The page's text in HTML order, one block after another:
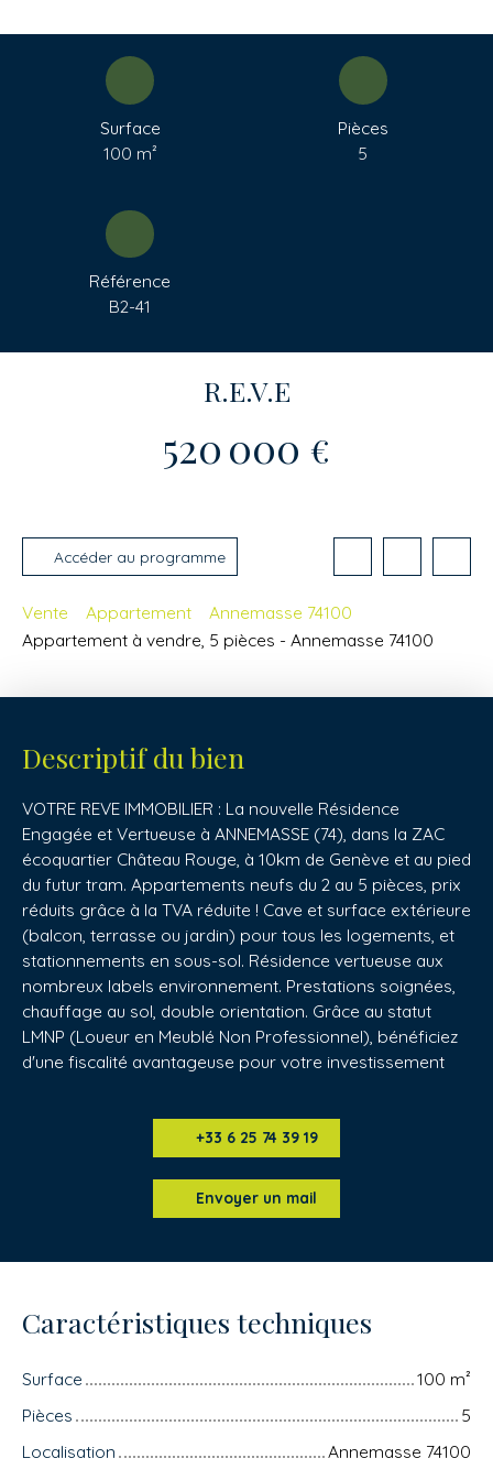
Surface
100 m²
Pièces
5
Référence
B2-41
R.E.V.E
520 000 €
Accéder au programme
Vente Appartement
Annemasse 74100
Appartement à vendre, 5 pièces - Annemasse 74100
Descriptif du bien
VOTRE REVE IMMOBILIER : La nouvelle Résidence
Engagée et Vertueuse à ANNEMASSE (74), dans la ZAC
écoquartier Château Rouge, à 10km de Genève et au pied
du futur tram. Appartements neufs du 2 au 5 pièces, prix
réduits grâce à la TVA réduite ! Cave et surface extérieure
(balcon, terrasse ou jardin) pour tous les logements, et
stationnements en sous-sol. Résidence vertueuse aux
nombreux labels environnement. Prestations soignées,
chauffage au sol, double orientation. Grâce au statut
LMNP (Loueur en Meublé Non Professionnel), bénéficiez
d'une fiscalité avantageuse pour votre investissement
+33 6 25 74 39 19
Envoyer un mail
Caractéristiques techniques
Surface 100 m²
Pièces
5
Localisation
Annemasse 74100